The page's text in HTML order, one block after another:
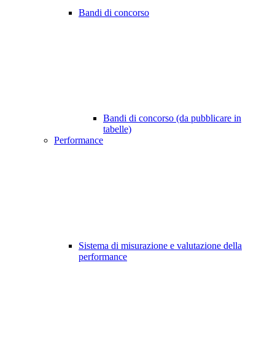
Bandi di concorso
Bandi di concorso (da pubblicare in
tabelle)
Performance
Sistema di misurazione e valutazione della
performance